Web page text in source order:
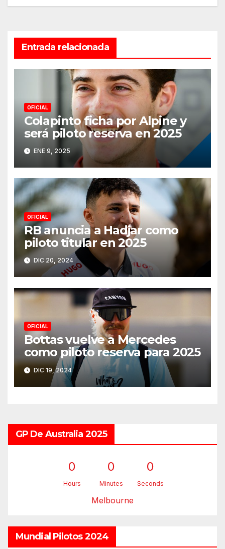
Entrada relacionada
OFICIAL
Colapinto ficha por Alpine y
será piloto reserva en 2025
ENE 9, 2025
OFICIAL
RB anuncia a Hadjar como
piloto titular en 2025
DIC 20, 2024
OFICIAL
Bottas vuelve a Mercedes
como piloto reserva para 2025
DIC 19, 2024
GP De Australia 2025
0
Hours
0
Minutes
0
Seconds
Melbourne
Mundial Pilotos 2024